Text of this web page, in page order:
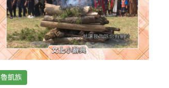
魯凱族